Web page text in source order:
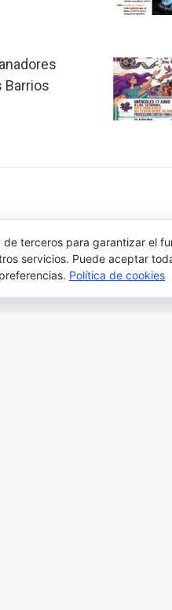
Barrios
terceros para garantizar el
servicios. Puede aceptar
Política de cookies